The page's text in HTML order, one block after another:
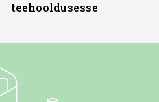
teehooldusesse